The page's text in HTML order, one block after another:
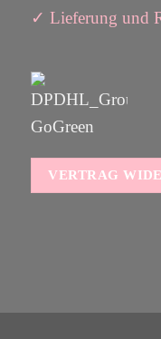
✓ Lieferung und
VERTRAG